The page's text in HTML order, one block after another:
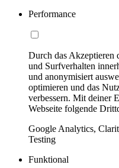
Performance
Durch das Akzeptieren
und Surfverhalten
und anonymisiert
optimieren und das
verbessern. Mit deiner
Webseite folgende
Google Analytics,
Testing
Funktional